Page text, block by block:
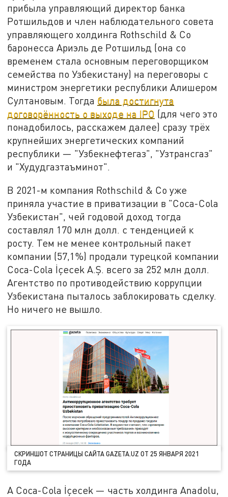
прибыла управляющий директор банка
Ротшильдов и член наблюдательного совета
управляющего холдинга Rothschild & Co
баронесса Ариэль де Ротшильд (она со
временем стала основным переговорщиком
семейства по Узбекистану) на переговоры с
министром энергетики республики Алишером
Султановым. Тогда была достигнута
договорённость о выходе на IPO (для чего это
понадобилось, расскажем далее) сразу трёх
крупнейших энергетических компаний
республики — "Узбекнефтегаз", "Узтрансгаз"
и "Худудгазтаъминот".
В 2021-м компания Rothschild & Co уже
приняла участие в приватизации в "Coca-Cola
Узбекистан", чей годовой доход тогда
составлял 170 млн долл. с тенденцией к
росту. Тем не менее контрольный пакет
компании (57,1%) продали турецкой компании
Coca-Cola İçecek A.Ş. всего за 252 млн долл.
Агентство по противодействию коррупции
Узбекистана пыталось заблокировать сделку.
Но ничего не вышло.
СКРИНШОТ СТРАНИЦЫ САЙТА GAZETA.UZ ОТ 25 ЯНВАРЯ 2021
ГОДА
А Coca-Cola İçecek — часть холдинга Anadolu,